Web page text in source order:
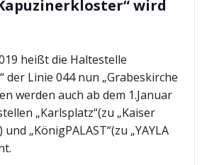
wird
heißt die Haltestelle
der Linie 044 nun „Grabeskirche
werden auch ab dem 1.Januar
„Karlsplatz“(zu „Kaiser
„KönigPALAST“(zu „YAYLA